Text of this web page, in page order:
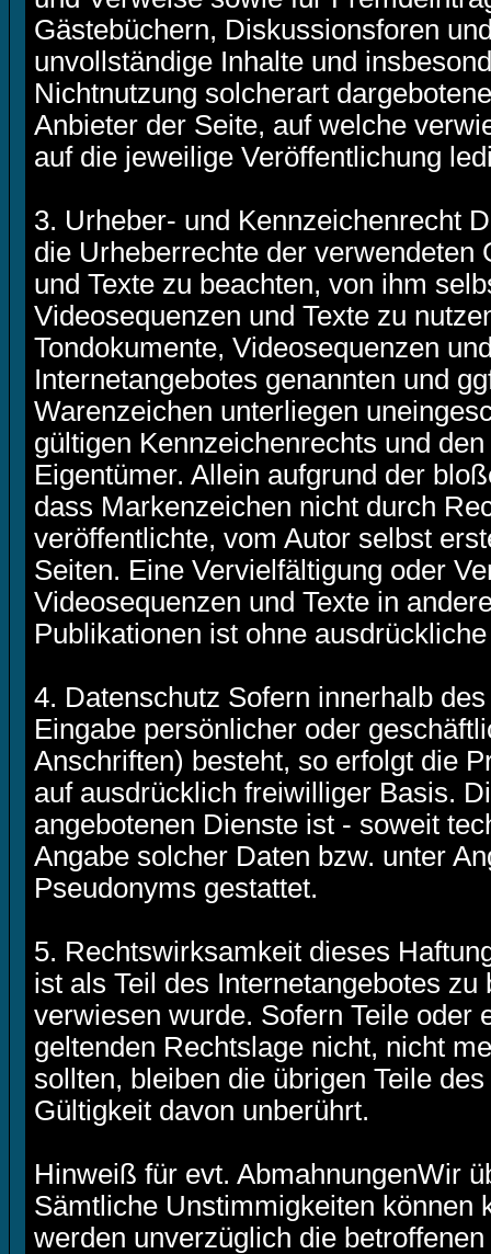
Gästebüchern, Diskussionsforen
unvollständige Inhalte und
Nichtnutzung solcherart
Anbieter der Seite, auf welche
auf die jeweilige Veröffentlichung
3. Urheber- und Kennzeichenrecht
die Urheberrechte der verwendeten
und Texte zu beachten, von ihm
Videosequenzen und Texte zu
Tondokumente, Videosequenzen
Internetangebotes genannten und
Warenzeichen unterliegen
gültigen Kennzeichenrechts und
Eigentümer. Allein aufgrund der
dass Markenzeichen nicht durch
veröffentlichte, vom Autor selbst
Seiten. Eine Vervielfältigung oder
Videosequenzen und Texte in
Publikationen ist ohne
4. Datenschutz Sofern innerhalb
Eingabe persönlicher oder
Anschriften) besteht, so erfolgt die
auf ausdrücklich freiwilliger Basis.
angebotenen Dienste ist - soweit
Angabe solcher Daten bzw. unter
Pseudonyms gestattet.
5. Rechtswirksamkeit dieses
ist als Teil des Internetangebotes
verwiesen wurde. Sofern Teile oder
geltenden Rechtslage nicht, nicht
sollten, bleiben die übrigen Teile
Gültigkeit davon unberührt.
Hinweiß für evt. AbmahnungenWir
Sämtliche Unstimmigkeiten können
werden unverzüglich die